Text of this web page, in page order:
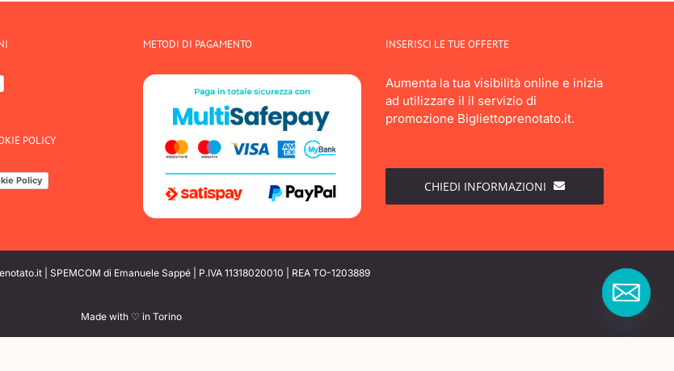
POLICY
Policy
METODI DI PAGAMENTO INSERISCI LE TUE OFFERTE
Aumenta la tua visibilità online e inizia
ad utilizzare il il servizio di
promozione Bigliettoprenotato.it.
CHIEDI INFORMAZIONI
| SPEMCOM di Emanuele Sappé | P.IVA 11318020010 | REA TO-1203889
Made with ♡ in Torino